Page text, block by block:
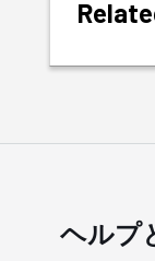
ヘルプ